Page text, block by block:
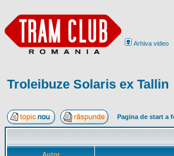
Arhiva video
Troleibuze Solaris ex Tallin
Pagina de start a
Autor